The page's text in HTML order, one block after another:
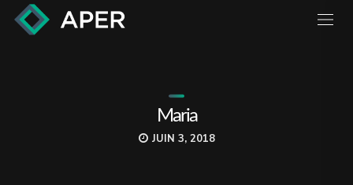
Maria
JUIN 3, 2018